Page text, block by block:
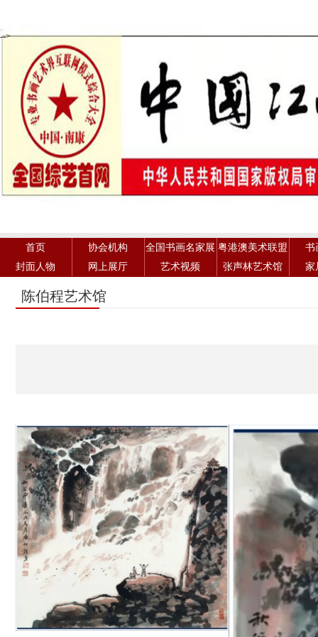
-->
首页 协会机构 全国书画名家展 粤港澳美术联盟
书
封面人物
网上展厅 艺术视频 张声林艺术馆 家
陈伯程艺术馆